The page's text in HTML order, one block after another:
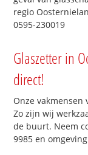
regio
0595-230019
Glaszetter in
direct!
Onze
Zo zijn wij
de buurt. Neem
9985 en